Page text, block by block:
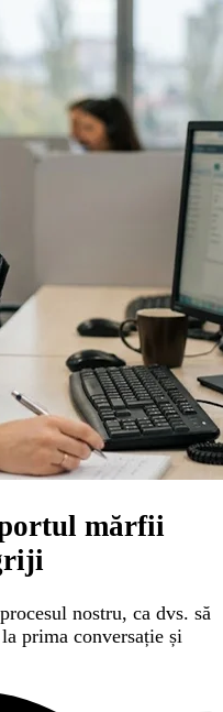
mărfii
nostru, ca dvs. să
prima conversație și